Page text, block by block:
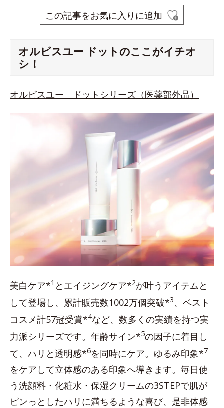
この記事をお気に入りに追加
オルビスユー ドットのここがイチオ
シ！
オルビスユー ドットシリーズ（医薬部外品）
美白ケア*1 とエイジングケア*2が叶うアイテムと
して登場し、累計販売数1002万個突破*3、ベスト
コスメ計57冠受賞*4など、数多くの実績を持つ実
力派シリーズです。年齢サイン*5の因子に着目し
て、ハリと透明感*6を同時にケア。ゆるみ印象*7
をケアして立体感のある印象へ導きます。毎日使
う洗顔料・化粧水・保湿クリームの3STEPで肌が
ピンっとしたハリに満ちるような喜び、是非体感